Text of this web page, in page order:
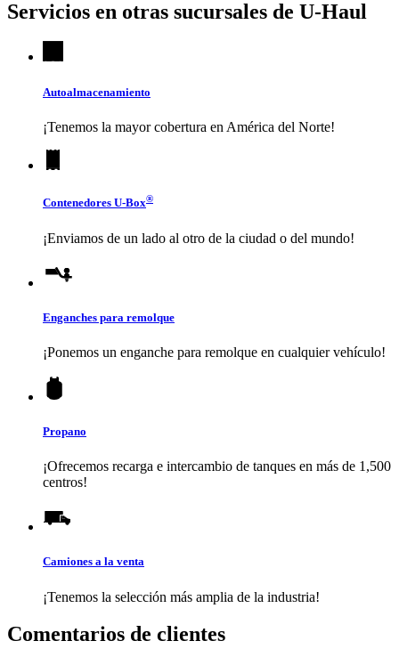
Servicios en otras sucursales de U-Haul
Autoalmacenamiento
¡Tenemos la mayor cobertura en América del Norte!
Contenedores U-Box®
¡Enviamos de un lado al otro de la ciudad o del mundo!
Enganches para remolque
¡Ponemos un enganche para remolque en cualquier vehículo!
Propano
¡Ofrecemos recarga e intercambio de tanques en más de 1,500
centros!
Camiones a la venta
¡Tenemos la selección más amplia de la industria!
Comentarios de clientes